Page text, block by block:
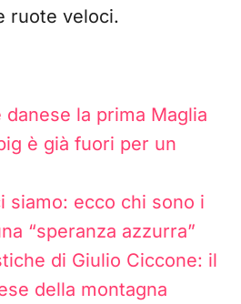
ruote veloci.
danese la prima Maglia
è già fuori per un
siamo: ecco chi sono i
“speranza azzurra”
di Giulio Ciccone: il
della montagna